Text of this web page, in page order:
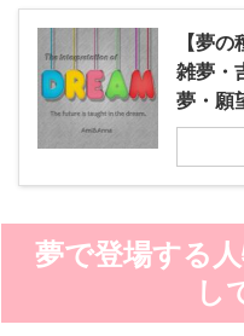
【夢
雑夢・
夢・願
夢で登場する
し